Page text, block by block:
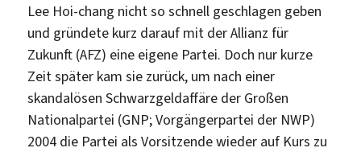
Lee Hoi-chang nicht so schnell geschlagen geben
und gründete kurz darauf mit der Allianz für
Zukunft (AFZ) eine eigene Partei. Doch nur kurze
Zeit später kam sie zurück, um nach einer
skandalösen Schwarzgeldaffäre der Großen
Nationalpartei (GNP; Vorgängerpartei der NWP)
2004 die Partei als Vorsitzende wieder auf Kurs zu